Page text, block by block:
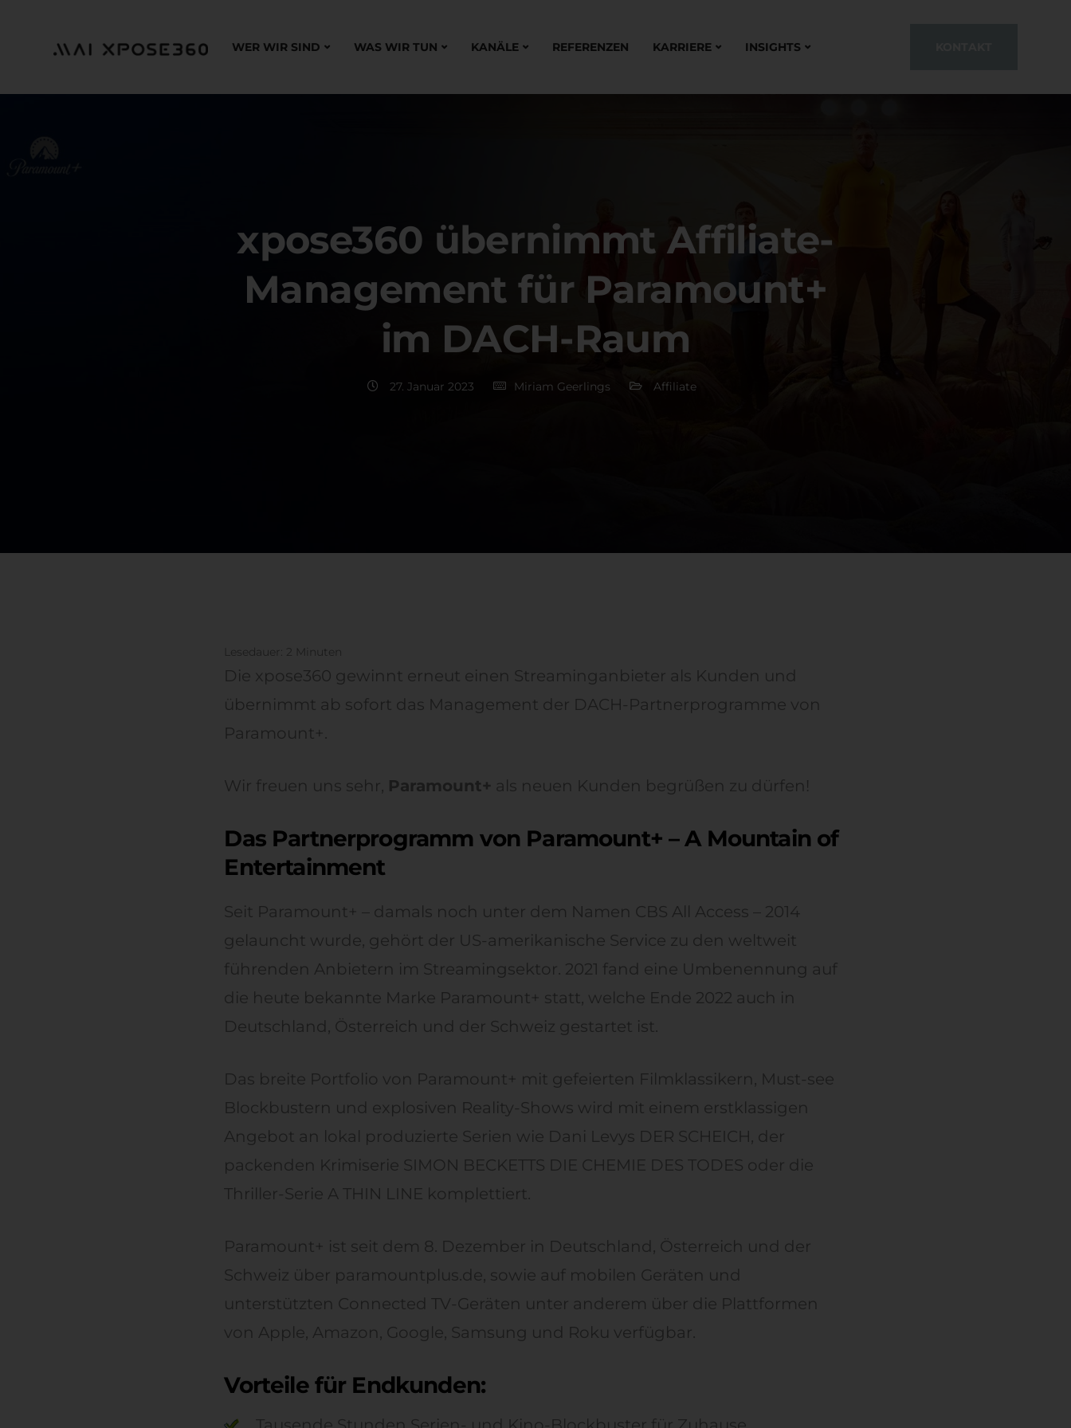
WER WIR SIND WAS WIR TUN KANÄLE REFERENZEN KARRIERE INSIGHTS
xpose360 übernimmt Affiliate-
Management für Paramount+
im DACH-Raum
27. Januar 2023 Miriam Geerlings Affiliate
Lesedauer: 2 Minuten
Die xpose360 gewinnt erneut einen Streaminganbieter als Kunden und
übernimmt ab sofort das Management der DACH-Partnerprogramme von
Paramount+.
Wir freuen uns sehr, Paramount+ als neuen Kunden begrüßen zu dürfen!
Das Partnerprogramm von Paramount+ – A Mountain of
Entertainment
Seit Paramount+ – damals noch unter dem Namen CBS All Access – 2014
gelauncht wurde, gehört der US-amerikanische Service zu den weltweit
führenden Anbietern im Streamingsektor. 2021 fand eine Umbenennung auf
die heute bekannte Marke Paramount+ statt, welche Ende 2022 auch in
Deutschland, Österreich und der Schweiz gestartet ist.
Das breite Portfolio von Paramount+ mit gefeierten Filmklassikern, Must-see
Blockbustern und explosiven Reality-Shows wird mit einem erstklassigen
Angebot an lokal produzierte Serien wie Dani Levys DER SCHEICH, der
packenden Krimiserie SIMON BECKETTS DIE CHEMIE DES TODES oder die
Thriller-Serie A THIN LINE komplettiert.
Paramount+ ist seit dem 8. Dezember in Deutschland, Österreich und der
Schweiz über paramountplus.de, sowie auf mobilen Geräten und
unterstützten Connected TV-Geräten unter anderem über die Plattformen
von Apple, Amazon, Google, Samsung und Roku verfügbar.
Vorteile für Endkunden: